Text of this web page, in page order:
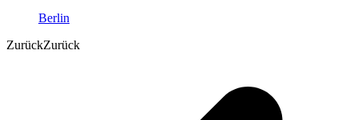
Berlin
ZurückZurück